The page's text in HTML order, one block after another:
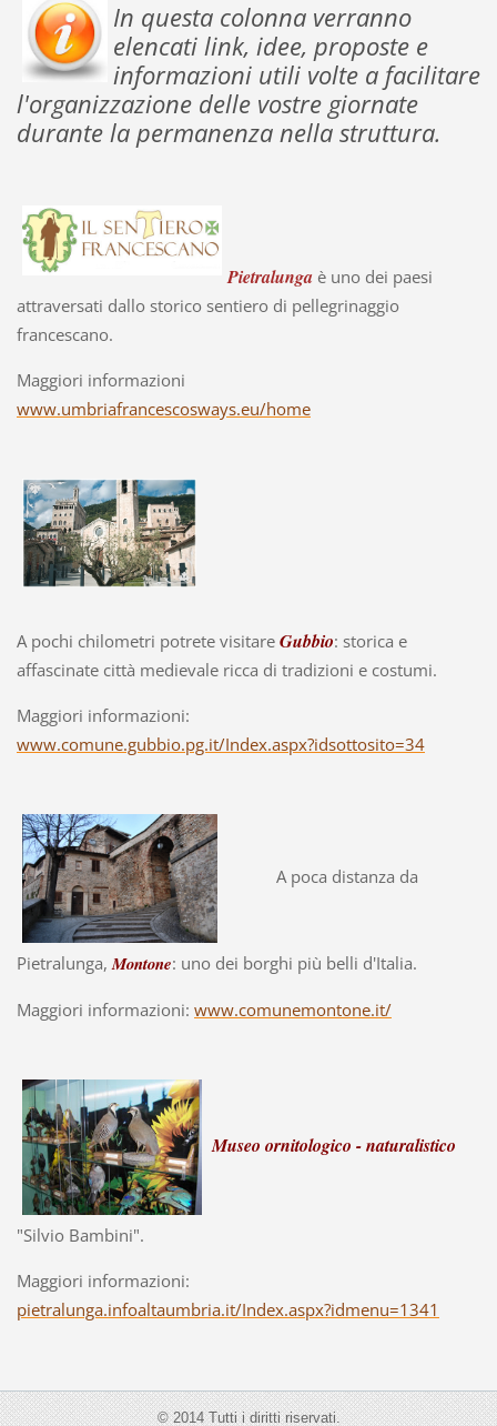
In questa colonna verranno
elencati link, idee, proposte e
informazioni utili volte a facilitare
l'organizzazione delle vostre giornate
durante la permanenza nella struttura.
Pietralungaè uno dei paesi
attraversati dallo storico sentiero di pellegrinaggio
francescano.
Maggiori informazioni
www.umbriafrancescosways.eu/home
A pochi chilometri potrete visitare Gubbio: storica e
affascinate città medievale ricca di tradizioni e costumi.
Maggiori informazioni:
www.comune.gubbio.pg.it/Index.aspx?idsottosito=34
A poca distanza da
Pietralunga,Montone: uno dei borghi più belli d'Italia.
Maggiori informazioni: www.comunemontone.it/
Museo ornitologico - naturalistico
"Silvio Bambini".
Maggiori informazioni:
pietralunga.infoaltaumbria.it/Index.aspx?idmenu=1341
© 2014 Tutti i diritti riservati.